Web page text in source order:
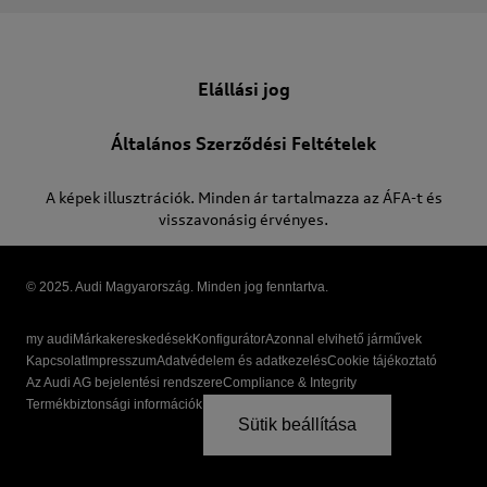
Elállási jog
Általános Szerződési Feltételek
A képek illusztrációk. Minden ár tartalmazza az ÁFA-t és
visszavonásig érvényes.
© 2025. Audi Magyarország. Minden jog fenntartva.
my audi MárkakereskedésekKonfigurátorAzonnal elvihető járművek
KapcsolatImpresszumAdatvédelem és adatkezelésCookie tájékoztató
Az Audi AG bejelentési rendszereCompliance & Integrity
Termékbiztonsági információk
Sütik beállítása